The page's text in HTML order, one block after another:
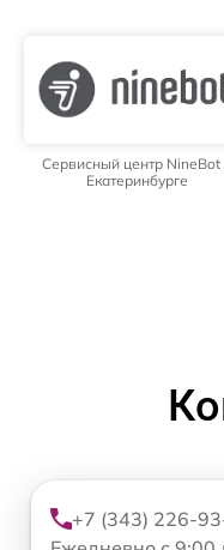
Сервисный центр NineBot
Екатеринбурге
+7 (343) 226-